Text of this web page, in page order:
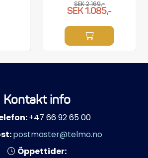
SEK 2.169,-
SEK 1.085,-
Kontakt info
+47 66 92 65 00
postmaster@telmo.no
Öppettider: